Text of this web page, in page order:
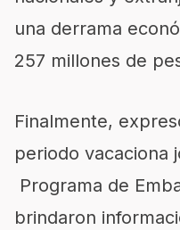
una derrama
257 millones de
Finalmente,
periodo vacaciona
Programa de
brindaron